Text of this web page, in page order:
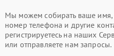
Мы можем собирать ваше имя,
номер телефона и другие
регистрируетесь на наших
или отправляете нам запросы.